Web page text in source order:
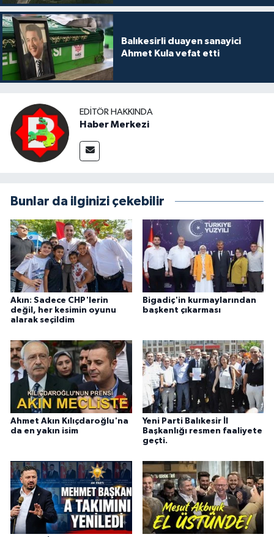
Balıkesirli duayen sanayici
Ahmet Kula vefat etti
EDITÖR HAKKINDA
Haber Merkezi
Bunlar da ilginizi çekebilir
Akın: Sadece CHP'lerin
değil, her kesimin oyunu
alarak seçildim
Bigadiç'in kurmaylarından
başkent çıkarması
Ahmet Akın Kılıçdaroğlu'na
da en yakın isim
Yeni Parti Balıkesir İl
Başkanlığı resmen faaliyete
geçti.